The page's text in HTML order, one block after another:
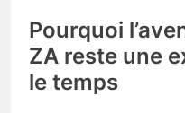
Pourquoi
ZA reste une
le temps